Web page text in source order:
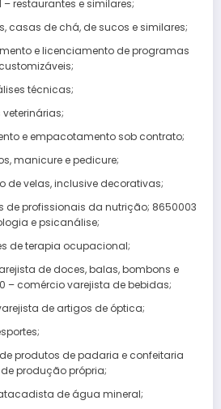
– restaurantes e similares;
casas de chá, de sucos e similares;
e licenciamento de programas
técnicas;
e empacotamento sob contrato;
manicure e pedicure;
de velas, inclusive decorativas;
de profissionais da nutrição; 8650003
e psicanálise;
de terapia ocupacional;
de doces, balas, bombons e
– comércio varejista de bebidas;
de artigos de óptica;
produtos de padaria e confeitaria
produção própria;
de água mineral;